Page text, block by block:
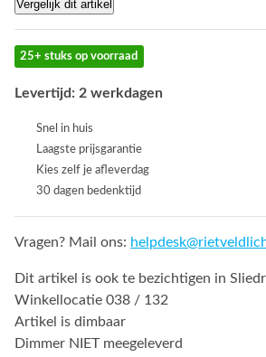
Vergelijk dit artikel
25+ stuks op voorraad
Levertijd: 2 werkdagen
Snel in huis
Laagste prijsgarantie
Kies zelf je afleverdag
30 dagen bedenktijd
Vragen? Mail ons:
Dit artikel is ook te bezichtigen in
Winkellocatie 038 / 132
Artikel is dimbaar
Dimmer NIET meegeleverd